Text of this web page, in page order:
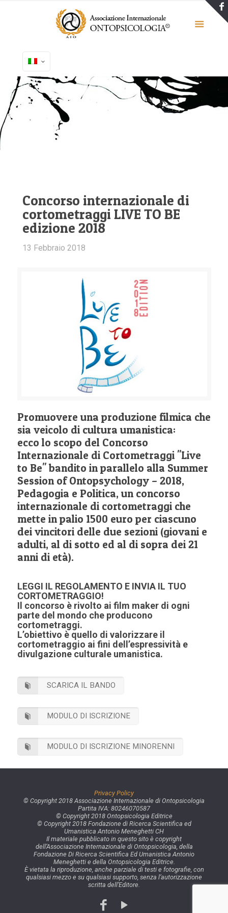
Concorso internazionale di
cortometraggi LIVE TO BE
edizione 2018
13 Febbraio 2018
Promuovere una produzione filmica che
sia veicolo di cultura umanistica:
ecco lo scopo del Concorso
Internazionale di Cortometraggi "Live
to Be" bandito in parallelo alla Summer
Session of Ontopsychology – 2018,
Pedagogia e Politica, un concorso
internazionale di cortometraggi che
mette in palio 1500 euro per ciascuno
dei vincitori delle due sezioni (giovani e
adulti, al di sotto ed al di sopra dei 21
anni di età).
LEGGI IL REGOLAMENTO E INVIA IL TUO
CORTOMETRAGGIO!
Il concorso è rivolto ai film maker di ogni
parte del mondo che producono
cortometraggi.
L’obiettivo è quello di valorizzare il
cortometraggio ai fini dell’espressività e
divulgazione culturale umanistica.
SCARICA IL BANDO
MODULO DI ISCRIZIONE
MODULO DI ISCRIZIONE MINORENNI
Privacy Policy
© Copyright 2018 Associazione Internazionale di Ontopsicologia
Partita IVA: 80246070587
© Copyright 2018 Ontopsicologia Editrice
© Copyright 2018 Fondazione di Ricerca Scientifica ed
Umanistica Antonio Meneghetti CH
Il materiale pubblicato in questo sito è copyright
dell’Associazione Internazionale di Ontopsicologia, della
Fondazione Di Ricerca Scientifica Ed Umanistica Antonio
Meneghetti e della Ontopsicologia Editrice.
È vietata la riproduzione, anche parziale di testi e fotografie, con
qualsiasi mezzo e su qualsiasi supporto, senza l’autorizzazione
scritta dell’Editore.